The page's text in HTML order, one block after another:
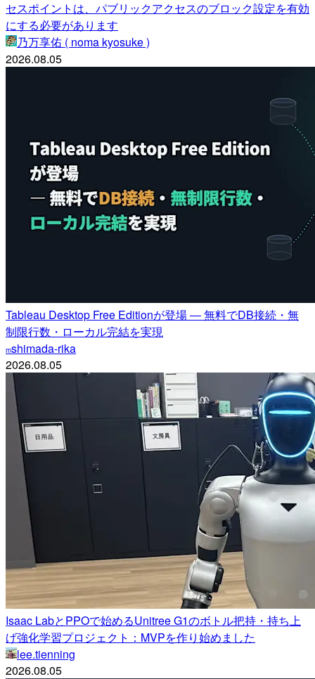
セスポイントは、パブリックアクセスのブロック設定を有効
にする必要があります
乃万享佑 ( noma kyosuke )
2026.08.05
Tableau Desktop Free Editionが登場 ― 無料でDB接続・無
制限行数・ローカル完結を実現
mshimada-rika
2026.08.05
Isaac LabとPPOで始めるUnitree G1のボトル把持・持ち上
げ強化学習プロジェクト：MVPを作り始めました
lee.tienning
2026.08.05